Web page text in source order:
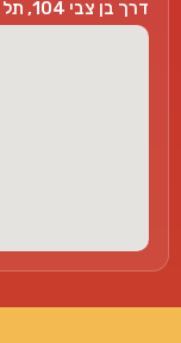
דרך בן צבי 104, תל אביב-יפו